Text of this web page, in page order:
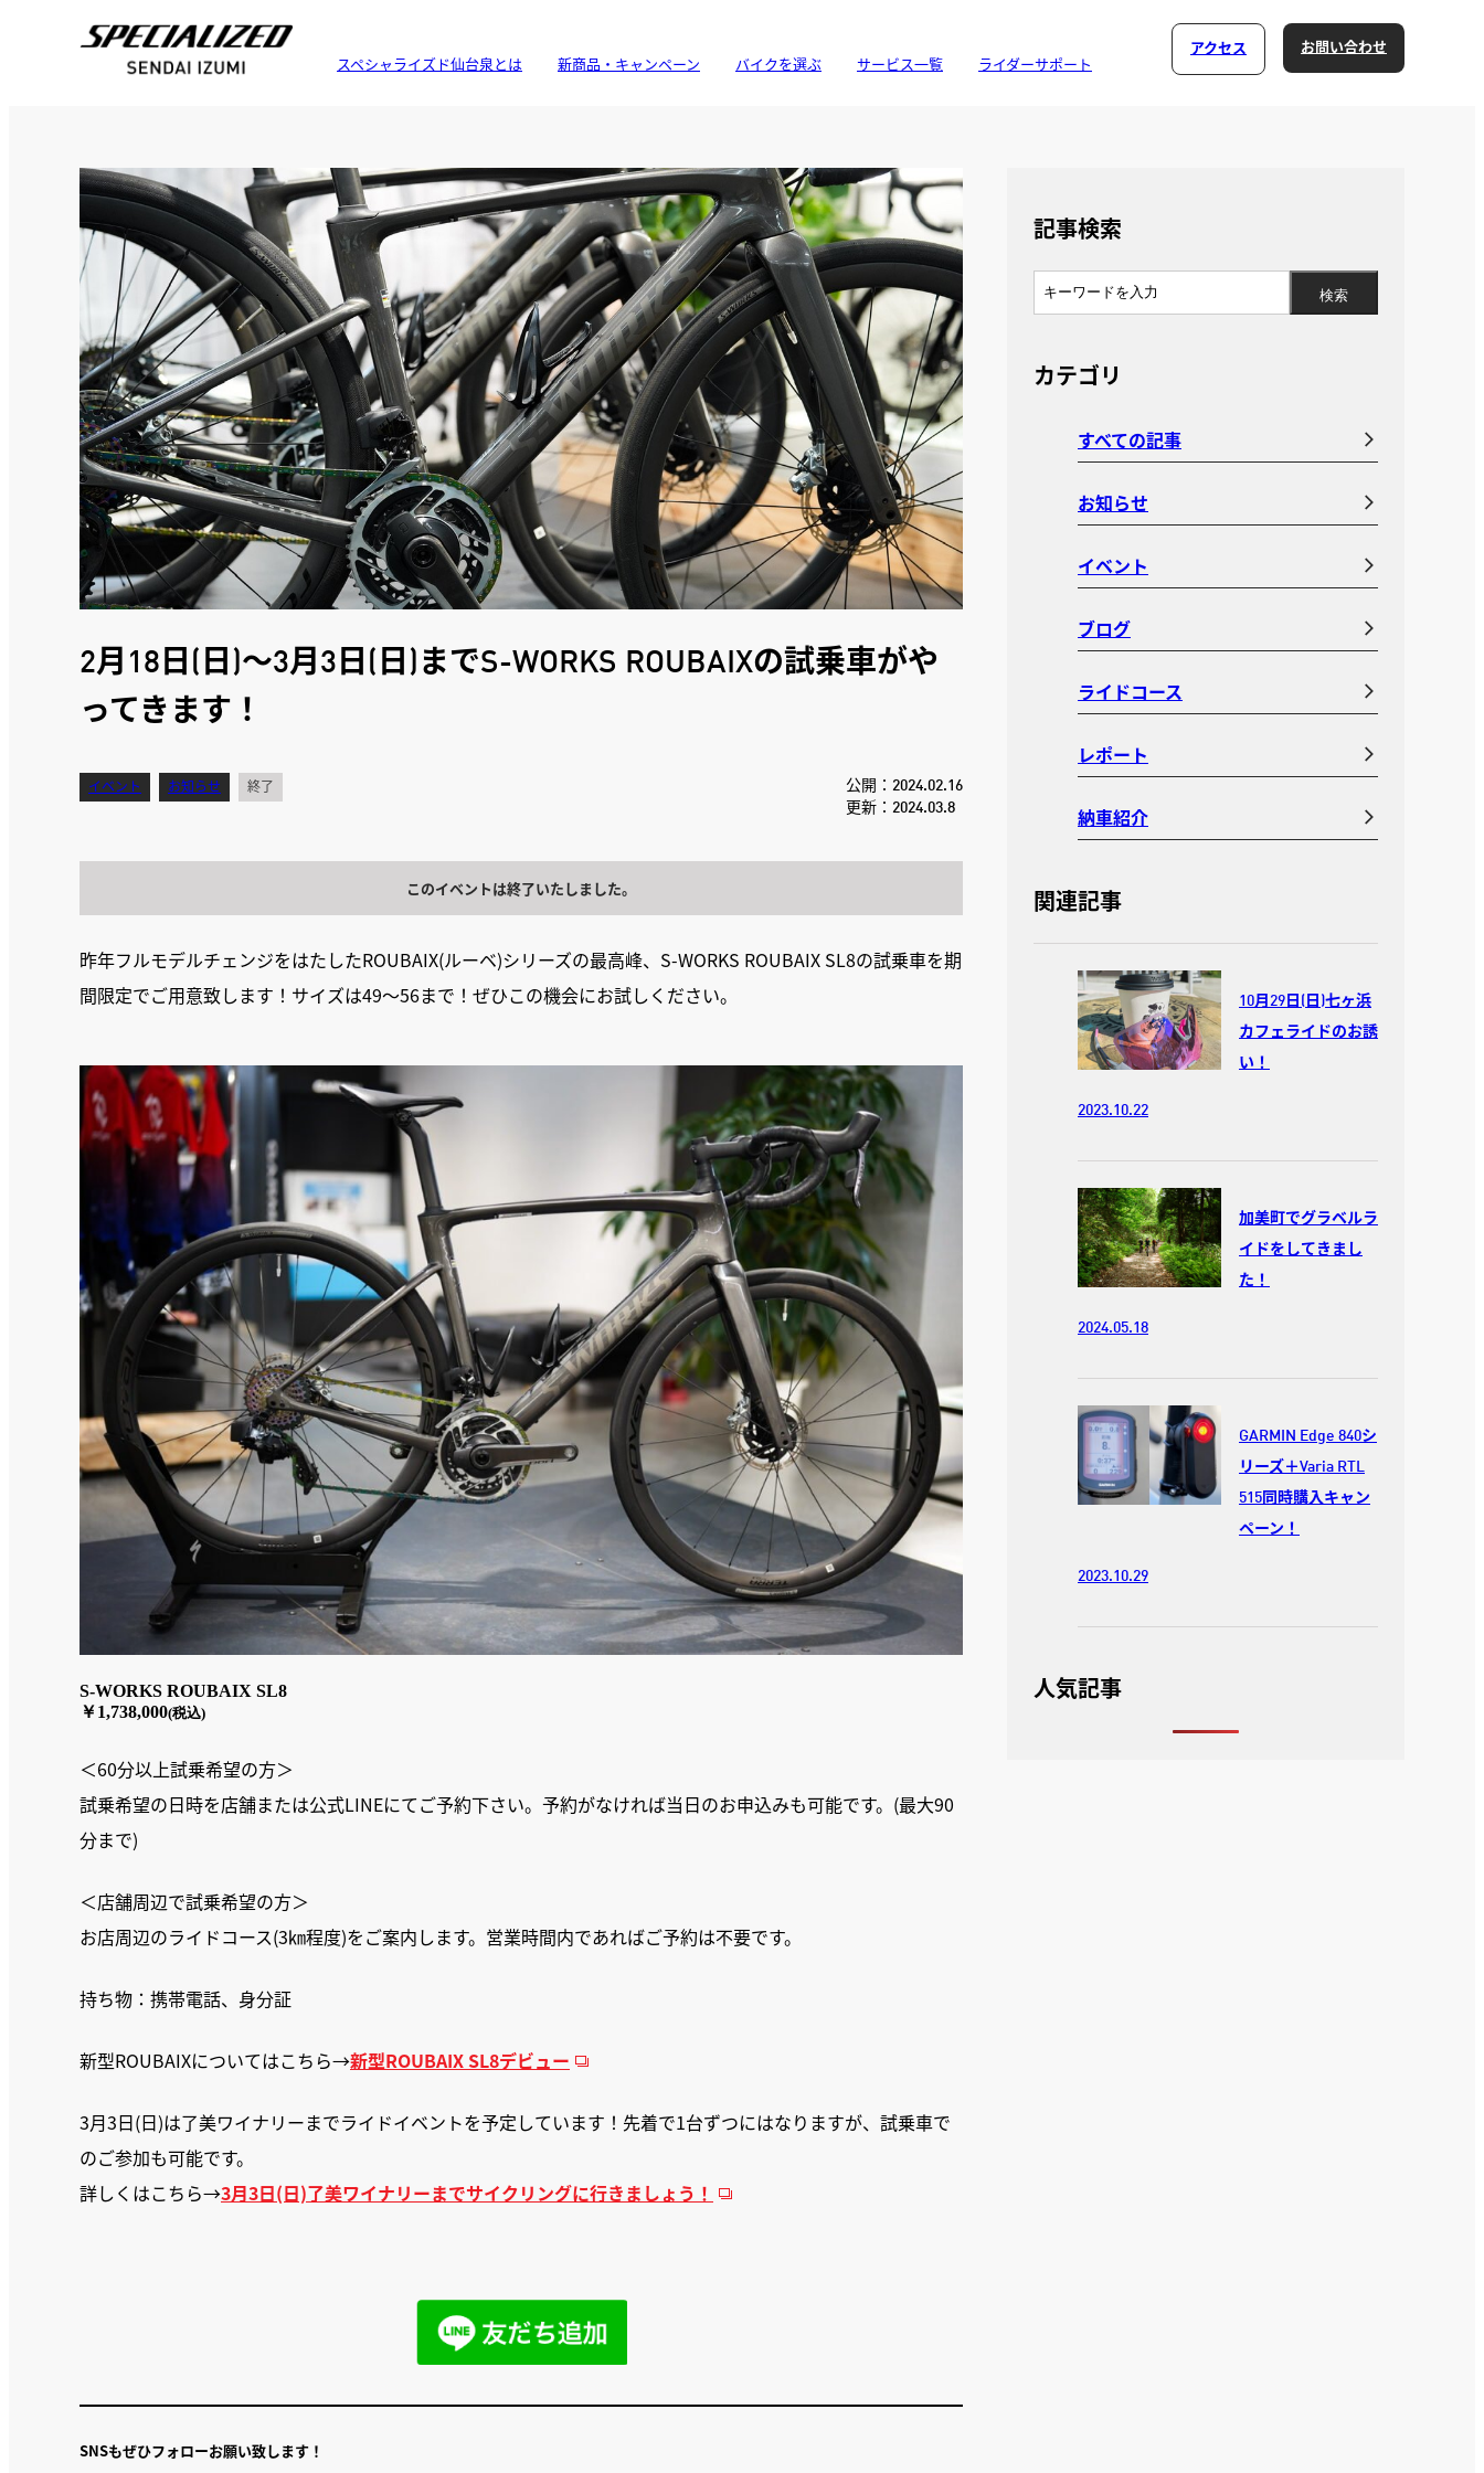
スペシャライズド仙台泉とは 新商品・キャンペーン バイクを選ぶ サービス一覧 ライダーサポート
アクセス お問い合わせ
2月18日(日)～3月3日(日)までS-WORKS ROUBAIXの試乗車がや
ってきます！
イベント お知らせ 終了
公開：2024.02.16
更新：2024.03.8
このイベントは終了いたしました。
昨年フルモデルチェンジをはたしたROUBAIX(ルーベ)シリーズの最高峰、S-WORKS ROUBAIX SL8の試乗車を期
間限定でご用意致します！サイズは49～56まで！ぜひこの機会にお試しください。
S-WORKS ROUBAIX SL8
￥1,738,000(税込)
＜60分以上試乗希望の方＞
試乗希望の日時を店舗または公式LINEにてご予約下さい。予約がなければ当日のお申込みも可能です。(最大90
分まで)
＜店舗周辺で試乗希望の方＞
お店周辺のライドコース(3㎞程度)をご案内します。営業時間内であればご予約は不要です。
持ち物：携帯電話、身分証
新型ROUBAIXについてはこちら→新型ROUBAIX SL8デビュー
3月3日(日)は了美ワイナリーまでライドイベントを予定しています！先着で1台ずつにはなりますが、試乗車で
のご参加も可能です。
詳しくはこちら→3月3日(日)了美ワイナリーまでサイクリングに行きましょう！
SNSもぜひフォローお願い致します！
記事検索
カテゴリ
すべての記事
お知らせ
イベント
ブログ
ライドコース
レポート
納車紹介
関連記事
10月29日(日)七ヶ浜
カフェライドのお誘
い！
2023.10.22
加美町でグラベルラ
イドをしてきまし
た！
2024.05.18
GARMIN Edge 840シ
リーズ＋Varia RTL
515同時購入キャン
ペーン！
2023.10.29
人気記事